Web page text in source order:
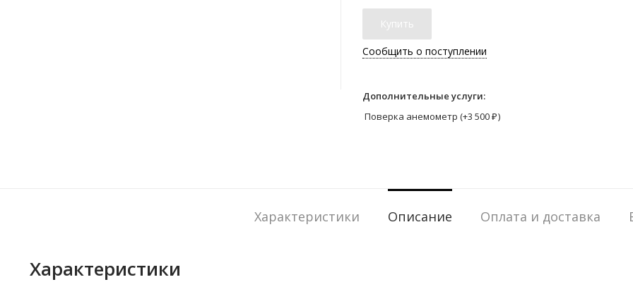
Купить
Сообщить о поступлении
Дополнительные услуги:
Поверка анемометр (+3 500₽)
Характеристики Описание Оплата и доставка
Характеристики